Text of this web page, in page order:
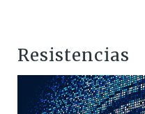
Resistencias